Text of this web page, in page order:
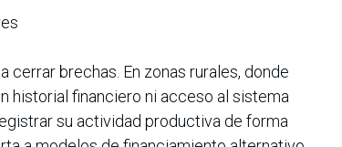
cerrar brechas. En zonas rurales, donde
historial financiero ni acceso al sistema
su actividad productiva de forma